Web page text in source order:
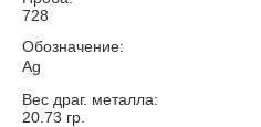
728
Обозначение:
Ag
Вес драг. металла:
20.73 гр.